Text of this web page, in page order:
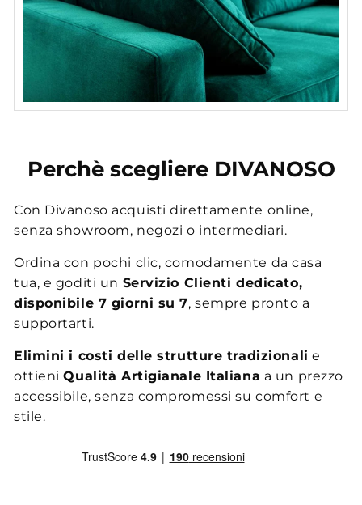
Perchè scegliere DIVANOSO
Con Divanoso acquisti direttamente online,
senza showroom, negozi o intermediari.
Ordina con pochi clic, comodamente da casa
tua, e goditi un Servizio Clienti dedicato,
disponibile 7 giorni su 7, sempre pronto a
supportarti.
Elimini i costi delle strutture tradizionali e
ottieniQualità Artigianale Italiana a un prezzo
accessibile, senza compromessi su comfort e
stile.